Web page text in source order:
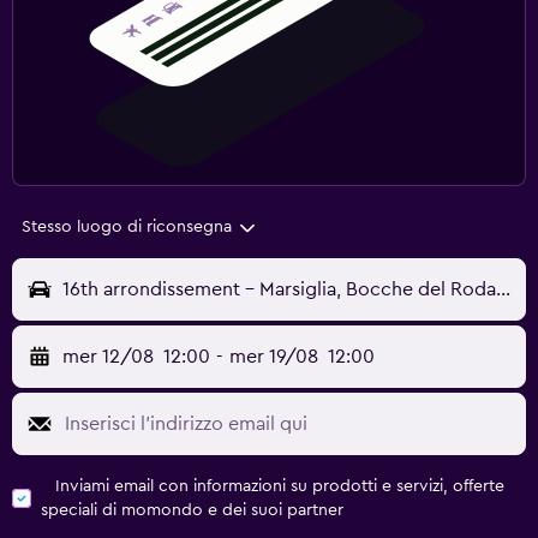
Stesso luogo di riconsegna
16th arrondissement - Marsiglia, Bocche del Rodano, Francia
mer 12/08 12:00 - mer 19/08 12:00
Inviami email con informazioni su prodotti e servizi, offerte
speciali di momondo e dei suoi partner